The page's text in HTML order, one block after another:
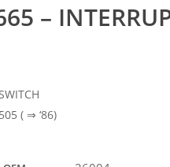
–
( ⇒ ‘86)